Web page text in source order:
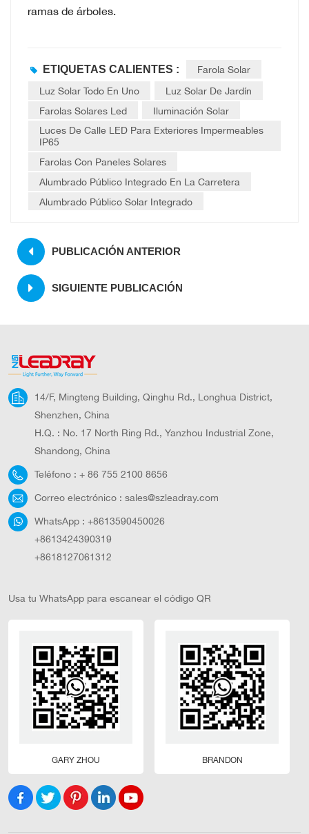
ramas de árboles.
ETIQUETAS CALIENTES :
Farola Solar
Luz Solar Todo En Uno
Luz Solar De Jardín
Farolas Solares Led
Iluminación Solar
Luces De Calle LED Para Exteriores Impermeables
IP65
Farolas Con Paneles Solares
Alumbrado Público Integrado En La Carretera
Alumbrado Público Solar Integrado
PUBLICACIÓN ANTERIOR
SIGUIENTE PUBLICACIÓN
14/F, Mingteng Building, Qinghu Rd., Longhua District,
Shenzhen, China
H.Q. : No. 17 North Ring Rd., Yanzhou Industrial Zone,
Shandong, China
Teléfono : + 86 755 2100 8656
Correo electrónico : sales@szleadray.com
WhatsApp : +8613590450026
+8613424390319
+8618127061312
Usa tu WhatsApp para escanear el código QR
GARY ZHOU BRANDON